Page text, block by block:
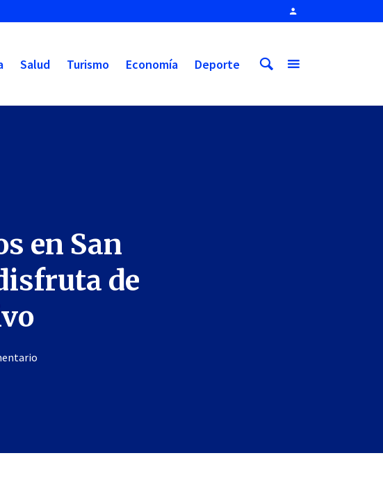
Salud Turismo Economía Deporte
en San
de